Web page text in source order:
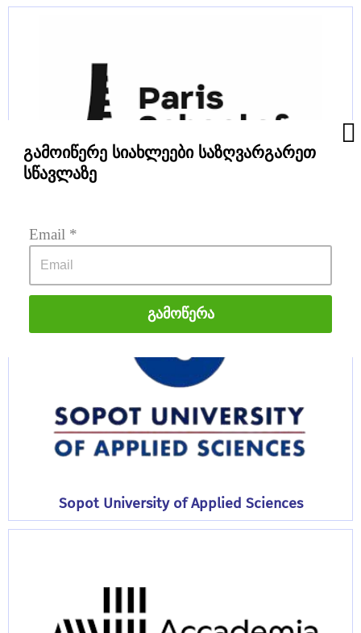
PSB Paris School of Business
Sopot University of Applied Sciences
გამოიწერე სიახლეები საზღვარგარეთ
სწავლაზე
Email *
Გამოწერა